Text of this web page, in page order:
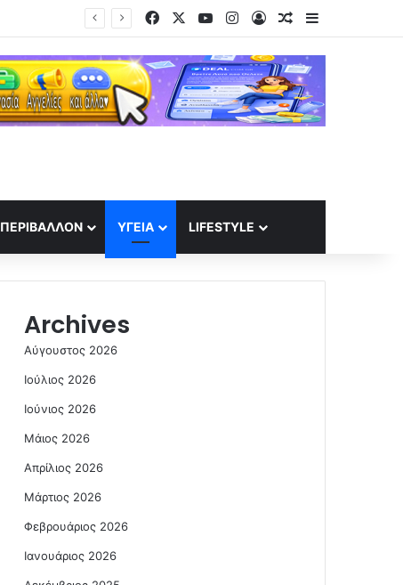
FacebookYouTubeInstagram
Log InRandom Article
Sidebar
ΠΕΡΙΒΆΛΛΟΝ ΥΓΕΊΑ LIFESTYLE
Archives
Αύγουστος 2026
Ιούλιος 2026
Ιούνιος 2026
Μάιος 2026
Απρίλιος 2026
Μάρτιος 2026
Φεβρουάριος 2026
Ιανουάριος 2026